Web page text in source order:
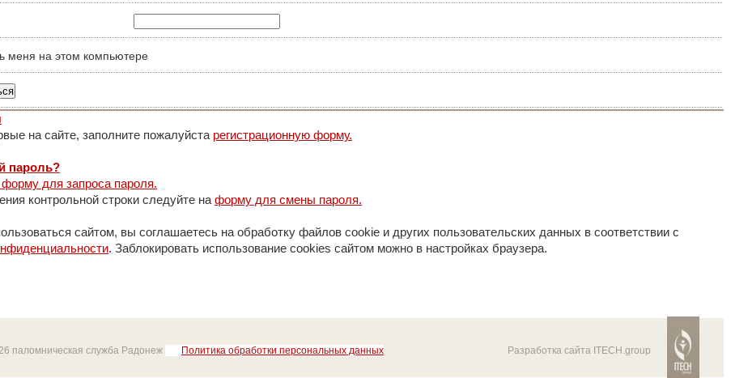
меня на этом компьютере
на сайте, заполните пожалуйста регистрационную форму.
пароль?
форму для запроса пароля.
контрольной строки следуйте на форму для смены пароля.
сайтом, вы соглашаетесь на обработку файлов cookie и других пользовательских данных в соответствии с
. Заблокировать использование cookies сайтом можно в настройках браузера.
паломническая служба Радонеж Политика обработки персональных данных Разработка сайта ITECH.group